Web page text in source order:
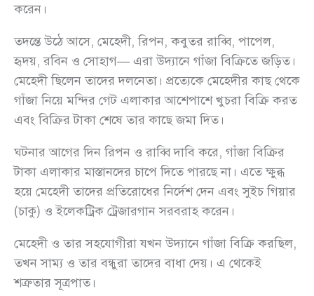
করেন।
তদন্তে উঠে আসে, মেহেদী, রিপন, কবুতর রাব্বি, পাপেল,
হৃদয়, রবিন ও সোহাগ— এরা উদ্যানে গাঁজা বিক্রিতে জড়িত।
মেহেদী ছিলেন তাদের দলনেতা। প্রত্যেকে মেহেদীর কাছ থেকে
গাঁজা নিয়ে মন্দির গেট এলাকার আশেপাশে খুচরা বিক্রি করত
এবং বিক্রির টাকা শেষে তার কাছে জমা দিত।
ঘটনার আগের দিন রিপন ও রাব্বি দাবি করে, গাঁজা বিক্রির
টাকা এলাকার মাস্তানদের চাপে দিতে পারছে না। এতে ক্ষুব্ধ
হয়ে মেহেদী তাদের প্রতিরোধের নির্দেশ দেন এবং সুইচ গিয়ার
(চাকু) ও ইলেকট্রিক ট্রেজারগান সরবরাহ করেন।
মেহেদী ও তার সহযোগীরা যখন উদ্যানে গাঁজা বিক্রি করছিল,
তখন সাম্য ও তার বন্ধুরা তাদের বাধা দেয়। এ থেকেই
শত্রুতার সূত্রপাত।